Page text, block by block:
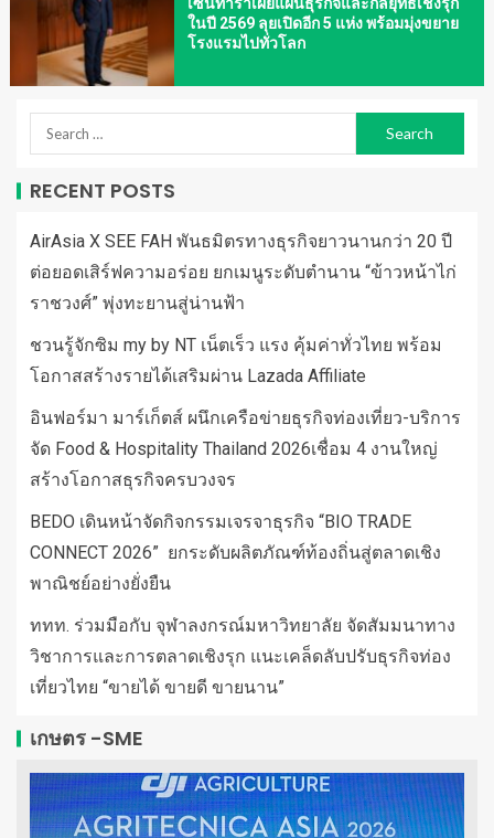
ในปี 2569 ลุยเปิดอีก 5 แห่ง พร้อมมุ่งขยาย
โรงแรมไปทั่วโลก
RECENT POSTS
AirAsia X SEE FAH พันธมิตรทางธุรกิจยาวนานกว่า 20 ปี
ต่อยอดเสิร์ฟความอร่อย ยกเมนูระดับตำนาน “ข้าวหน้าไก่
ราชวงศ์” พุ่งทะยานสู่น่านฟ้า
ชวนรู้จักซิม my by NT เน็ตเร็ว แรง คุ้มค่าทั่วไทย พร้อม
โอกาสสร้างรายได้เสริมผ่าน Lazada Affiliate
อินฟอร์มา มาร์เก็ตส์ ผนึกเครือข่ายธุรกิจท่องเที่ยว-บริการ
จัด Food & Hospitality Thailand 2026เชื่อม 4 งานใหญ่
สร้างโอกาสธุรกิจครบวงจร
BEDO เดินหน้าจัดกิจกรรมเจรจาธุรกิจ “BIO TRADE
CONNECT 2026” ยกระดับผลิตภัณฑ์ท้องถิ่นสู่ตลาดเชิง
พาณิชย์อย่างยั่งยืน
ททท. ร่วมมือกับ จุฬาลงกรณ์มหาวิทยาลัย จัดสัมมนาทาง
วิชาการและการตลาดเชิงรุก แนะเคล็ดลับปรับธุรกิจท่อง
เที่ยวไทย “ขายได้ ขายดี ขายนาน”
เกษตร -SME